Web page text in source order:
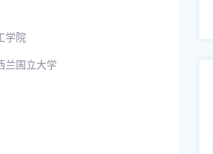
学院
兰国立大学